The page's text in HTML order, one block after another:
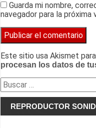
Guarda mi nombre,
navegador para la próxima
Este sitio usa Akismet
procesan los datos de
Buscar:
REPRODUCTOR